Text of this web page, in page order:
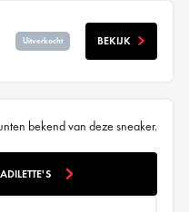
Uitverkocht BEKIJK
bekend van deze sneaker.